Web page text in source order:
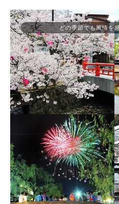
どの季節でも風情を